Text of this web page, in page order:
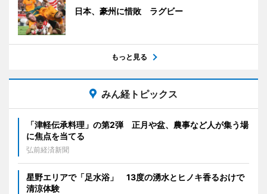
日本、豪州に惜敗 ラグビー
もっと見る
みん経トピックス
「津軽伝承料理」の第2弾 正月や盆、農事など人が集う場
に焦点を当てる
弘前経済新聞
星野エリアで「足水浴」 13度の湧水とヒノキ香るおけで
清涼体験